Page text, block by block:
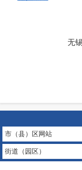
无锡
市（县）区网站
街道（园区）